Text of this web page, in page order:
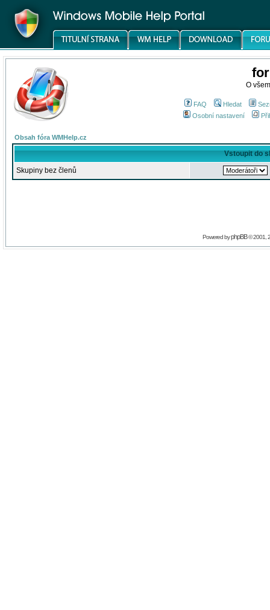
O
FAQ Hledat
Osobní nastavení
Obsah fóra WMHelp.cz
Vstoupit do
Skupiny bez členů
Powered byphpBB© 2001,